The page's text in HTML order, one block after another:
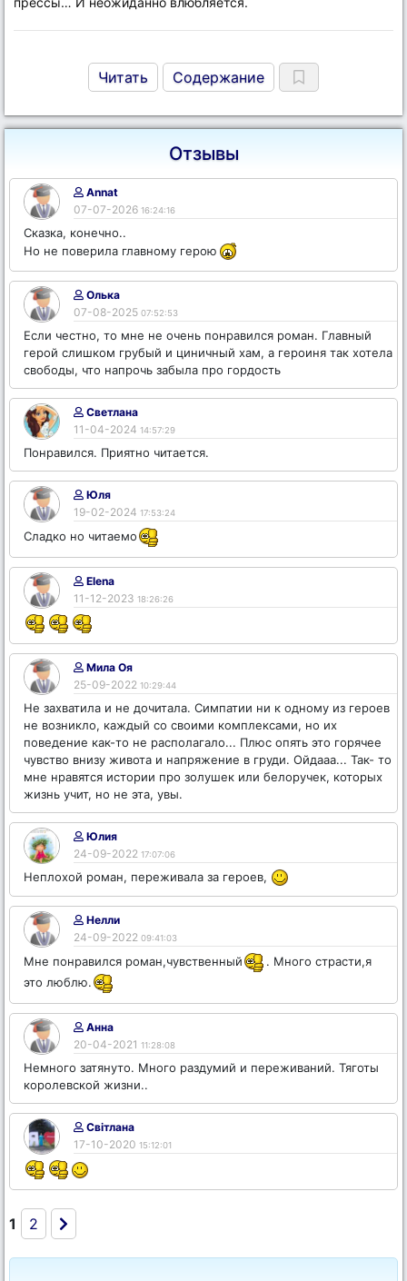
Читать Содержание
Отзывы
Annat
07-07-2026 16:24:16
Сказка, конечно..
Но не поверила главному герою
Олька
07-08-2025 07:52:53
Если честно, то мне не очень понравился роман. Главный
герой слишком грубый и циничный хам, а героиня так хотела
свободы, что напрочь забыла про гордость
Светлана
11-04-2024 14:57:29
Понравился. Приятно читается.
Юля
19-02-2024 17:53:24
Сладко но читаемо
Elena
11-12-2023 18:26:26
Мила Оя
25-09-2022 10:29:44
Не захватила и не дочитала. Симпатии ни к одному из героев
не возникло, каждый со своими комплексами, но их
поведение как-то не располагало... Плюс опять это горячее
чувство внизу живота и напряжение в груди. Ойдааа... Так- то
мне нравятся истории про золушек или белоручек, которых
жизнь учит, но не эта, увы.
Юлия
24-09-2022 17:07:06
Неплохой роман, переживала за героев,
Нелли
24-09-2022 09:41:03
Мне понравился роман,чувственный
. Много страсти,я
это люблю.
Анна
20-04-2021 11:28:08
Немного затянуто. Много раздумий и переживаний. Тяготы
королевской жизни..
Світлана
17-10-2020 15:12:01
1 2